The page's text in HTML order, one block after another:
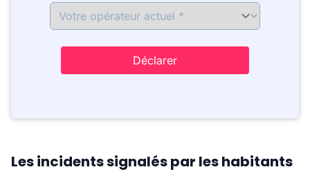
Déclarer
Les incidents signalés par les habitants